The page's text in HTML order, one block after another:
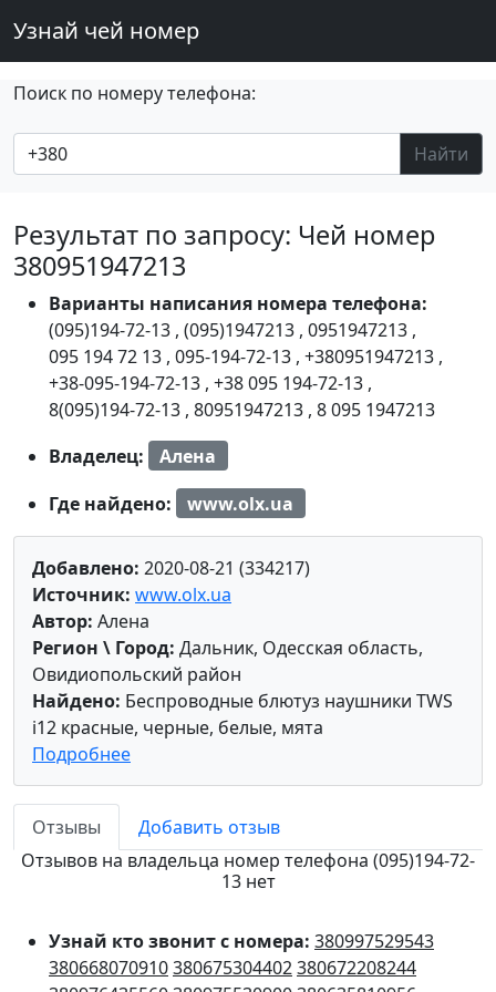
Узнай чей номер
Поиск по номеру телефона:
Найти
Результат по запросу: Чей номер
380951947213
Варианты написания номера телефона:
(095)194-72-13 , (095)1947213 , 0951947213 ,
095 194 72 13 , 095-194-72-13 , +380951947213 ,
+38-095-194-72-13 , +38 095 194-72-13 ,
8(095)194-72-13 , 80951947213 , 8 095 1947213
Владелец:
Алена
Где найдено:
www.olx.ua
Добавлено: 2020-08-21 (334217)
Источник: www.olx.ua
Автор: Алена
Регион \ Город: Дальник, Одесская область,
Овидиопольский район
Найдено: Беспроводные блютуз наушники TWS
i12 красные, черные, белые, мята
Подробнее
Отзывы
Добавить отзыв
Отзывов на владельца номер телефона (095)194-72-
13 нет
Узнай кто звонит с номера: 380997529543
380668070910380675304402380672208244